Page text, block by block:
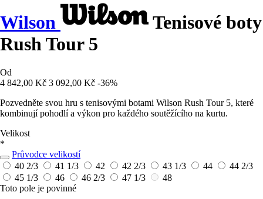
Wilson
Tenisové boty
Rush Tour 5
Od
4 842,00 Kč 3 092,00 Kč -36%
Pozvedněte svou hru s tenisovými botami Wilson Rush Tour 5, které
kombinují pohodlí a výkon pro každého soutěžícího na kurtu.
Velikost
*
Průvodce velikostí
40 2/3
41 1/3 42 42 2/3 43 1/3 44
44 2/3
45 1/3
46 46 2/3 47 1/3
48
Toto pole je povinné